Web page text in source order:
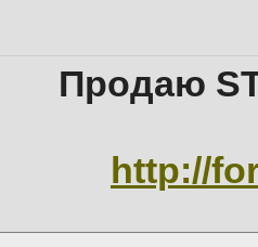
Продаю
http://